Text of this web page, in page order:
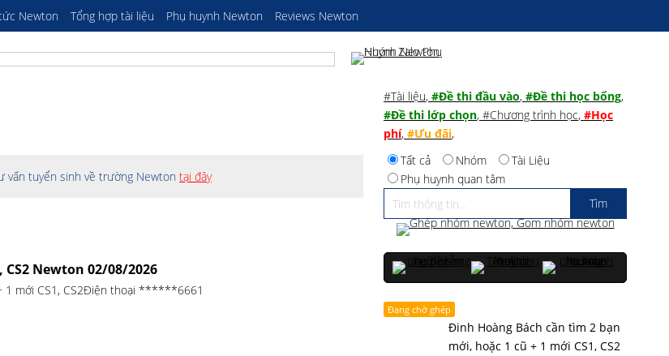
Newton Tổng hợp tài liệu Phụ huynh Newton Reviews Newton
vấn tuyển sinh về trường Newton tại đây
Newton 02/08/2026
1 mới CS1, CS2Điện thoại ******6661
#Tài liệu, #Đề thi đầu vào, #Đề thi học bổng,
#Đề thi lớp chọn, #Chương trình học, #Học
phí, #Ưu đãi,
Tất cả
Nhóm
Tài Liệu
Phụ huynh quan tâm
Đang chờ ghép
Đinh Hoàng Bách cần tìm 2 bạn
mới, hoặc 1 cũ + 1 mới CS1, CS2